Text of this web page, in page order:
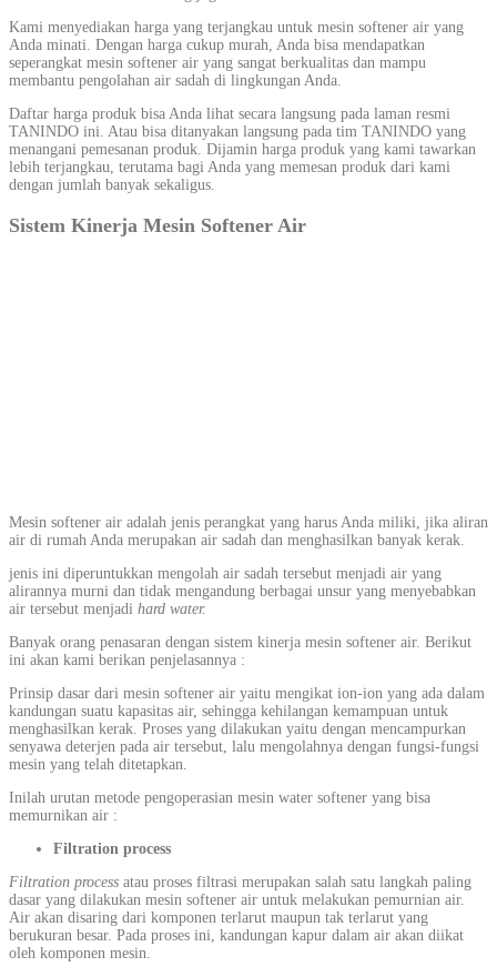
Kami menyediakan harga yang terjangkau untuk mesin softener air yang
Anda minati. Dengan harga cukup murah, Anda bisa mendapatkan
seperangkat mesin softener air yang sangat berkualitas dan mampu
membantu pengolahan air sadah di lingkungan Anda.
Daftar harga produk bisa Anda lihat secara langsung pada laman resmi
TANINDO ini. Atau bisa ditanyakan langsung pada tim TANINDO yang
menangani pemesanan produk. Dijamin harga produk yang kami tawarkan
lebih terjangkau, terutama bagi Anda yang memesan produk dari kami
dengan jumlah banyak sekaligus.
Sistem Kinerja Mesin Softener Air
Mesin softener air adalah jenis perangkat yang harus Anda miliki, jika aliran
air di rumah Anda merupakan air sadah dan menghasilkan banyak kerak.
jenis ini diperuntukkan mengolah air sadah tersebut menjadi air yang
alirannya murni dan tidak mengandung berbagai unsur yang menyebabkan
air tersebut menjadi hard water.
Banyak orang penasaran dengan sistem kinerja mesin softener air. Berikut
ini akan kami berikan penjelasannya :
Prinsip dasar dari mesin softener air yaitu mengikat ion-ion yang ada dalam
kandungan suatu kapasitas air, sehingga kehilangan kemampuan untuk
menghasilkan kerak. Proses yang dilakukan yaitu dengan mencampurkan
senyawa deterjen pada air tersebut, lalu mengolahnya dengan fungsi-fungsi
mesin yang telah ditetapkan.
Inilah urutan metode pengoperasian mesin water softener yang bisa
memurnikan air :
Filtration process
Filtration process atau proses filtrasi merupakan salah satu langkah paling
dasar yang dilakukan mesin softener air untuk melakukan pemurnian air.
Air akan disaring dari komponen terlarut maupun tak terlarut yang
berukuran besar. Pada proses ini, kandungan kapur dalam air akan diikat
oleh komponen mesin.